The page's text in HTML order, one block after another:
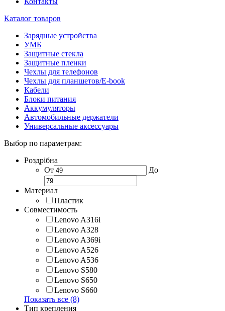
Каталог товаров
Зарядные устройства
УМБ
Защитные стекла
Защитные пленки
Чехлы для телефонов
Чехлы для планшетов/E-book
Кабели
Блоки питания
Аккумуляторы
Автомобильные держатели
Универсальные аксессуары
Выбор по параметрам:
Роздрібна
От
До
Материал
Пластик
Совместимость
Lenovo A316i
Lenovo A328
Lenovo A369i
Lenovo A526
Lenovo A536
Lenovo S580
Lenovo S650
Lenovo S660
Показать все (8)
Тип крепления